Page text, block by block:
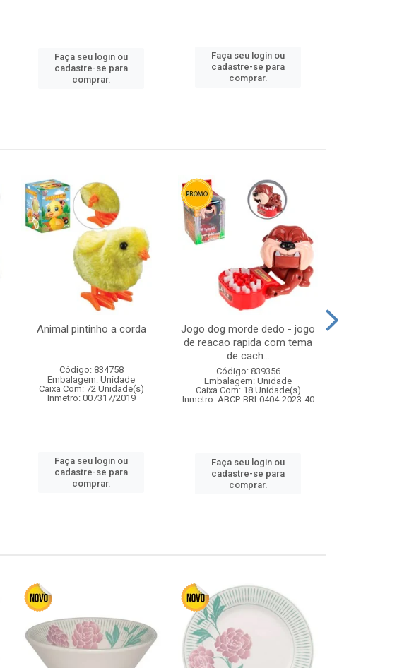
Faça seu login ou
cadastre-se para
comprar.
Faça seu login ou
cadastre-se para
comprar.
Animal pintinho a corda
Código: 834758
Embalagem: Unidade
Caixa Com: 72 Unidade(s)
Inmetro: 007317/2019
Faça seu login ou
cadastre-se para
comprar.
Jogo dog morde dedo - jogo
de reacao rapida com tema
de cach...
Código: 839356
Embalagem: Unidade
Caixa Com: 18 Unidade(s)
Inmetro: ABCP-BRI-0404-2023-40
Faça seu login ou
cadastre-se para
comprar.